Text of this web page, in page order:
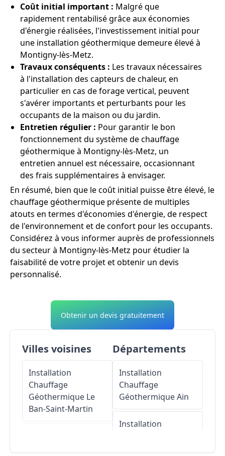
Coût initial important : Malgré que
rapidement rentabilisé grâce aux économies
d'énergie réalisées, l'investissement initial pour
une installation géothermique demeure élevé à
Montigny-lès-Metz.
Travaux conséquents : Les travaux nécessaires
à l'installation des capteurs de chaleur, en
particulier en cas de forage vertical, peuvent
s'avérer importants et perturbants pour les
occupants de la maison ou du jardin.
Entretien régulier : Pour garantir le bon
fonctionnement du système de chauffage
géothermique à Montigny-lès-Metz, un
entretien annuel est nécessaire, occasionnant
des frais supplémentaires à envisager.
En résumé, bien que le coût initial puisse être élevé, le
chauffage géothermique présente de multiples
atouts en termes d'économies d'énergie, de respect
de l'environnement et de confort pour les occupants.
Considérez à vous informer auprès de professionnels
du secteur à Montigny-lès-Metz pour étudier la
faisabilité de votre projet et obtenir un devis
personnalisé.
Obtenir un devis gratuitement
Villes voisines
Installation
Chauffage
Géothermique Le
Ban-Saint-Martin
Départements
Installation
Chauffage
GéothermiqueAin
Installation